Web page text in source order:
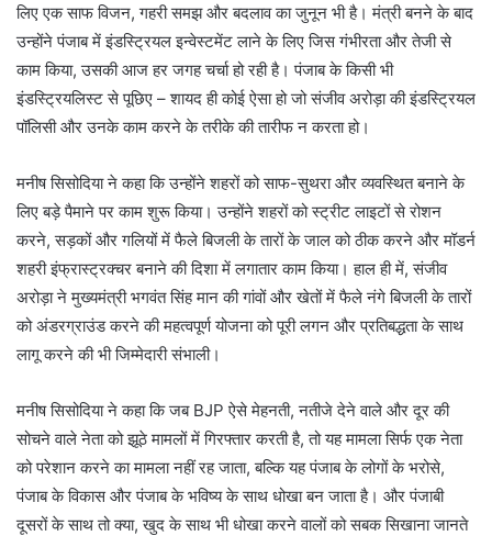
लिए एक साफ विजन, गहरी समझ और बदलाव का जुनून भी है। मंत्री बनने के बाद
उन्होंने पंजाब में इंडस्ट्रियल इन्वेस्टमेंट लाने के लिए जिस गंभीरता और तेजी से
काम किया, उसकी आज हर जगह चर्चा हो रही है। पंजाब के किसी भी
इंडस्ट्रियलिस्ट से पूछिए – शायद ही कोई ऐसा हो जो संजीव अरोड़ा की इंडस्ट्रियल
पॉलिसी और उनके काम करने के तरीके की तारीफ न करता हो।
मनीष सिसोदिया ने कहा कि उन्होंने शहरों को साफ-सुथरा और व्यवस्थित बनाने के
लिए बड़े पैमाने पर काम शुरू किया। उन्होंने शहरों को स्ट्रीट लाइटों से रोशन
करने, सड़कों और गलियों में फैले बिजली के तारों के जाल को ठीक करने और मॉडर्न
शहरी इंफ्रास्ट्रक्चर बनाने की दिशा में लगातार काम किया। हाल ही में, संजीव
अरोड़ा ने मुख्यमंत्री भगवंत सिंह मान की गांवों और खेतों में फैले नंगे बिजली के तारों
को अंडरग्राउंड करने की महत्वपूर्ण योजना को पूरी लगन और प्रतिबद्धता के साथ
लागू करने की भी जिम्मेदारी संभाली।
मनीष सिसोदिया ने कहा कि जब BJP ऐसे मेहनती, नतीजे देने वाले और दूर की
सोचने वाले नेता को झूठे मामलों में गिरफ्तार करती है, तो यह मामला सिर्फ एक नेता
को परेशान करने का मामला नहीं रह जाता, बल्कि यह पंजाब के लोगों के भरोसे,
पंजाब के विकास और पंजाब के भविष्य के साथ धोखा बन जाता है। और पंजाबी
दूसरों के साथ तो क्या, खुद के साथ भी धोखा करने वालों को सबक सिखाना जानते